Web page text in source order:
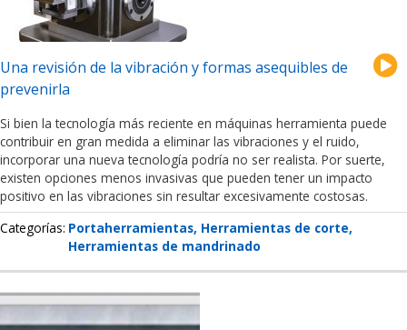
Una revisión de la vibración y formas asequibles de
prevenirla
Si bien la tecnología más reciente en máquinas herramienta puede
contribuir en gran medida a eliminar las vibraciones y el ruido,
incorporar una nueva tecnología podría no ser realista. Por suerte,
existen opciones menos invasivas que pueden tener un impacto
positivo en las vibraciones sin resultar excesivamente costosas.
Categorías Portaherramientas Herramientas de corte
Herramientas de mandrinado